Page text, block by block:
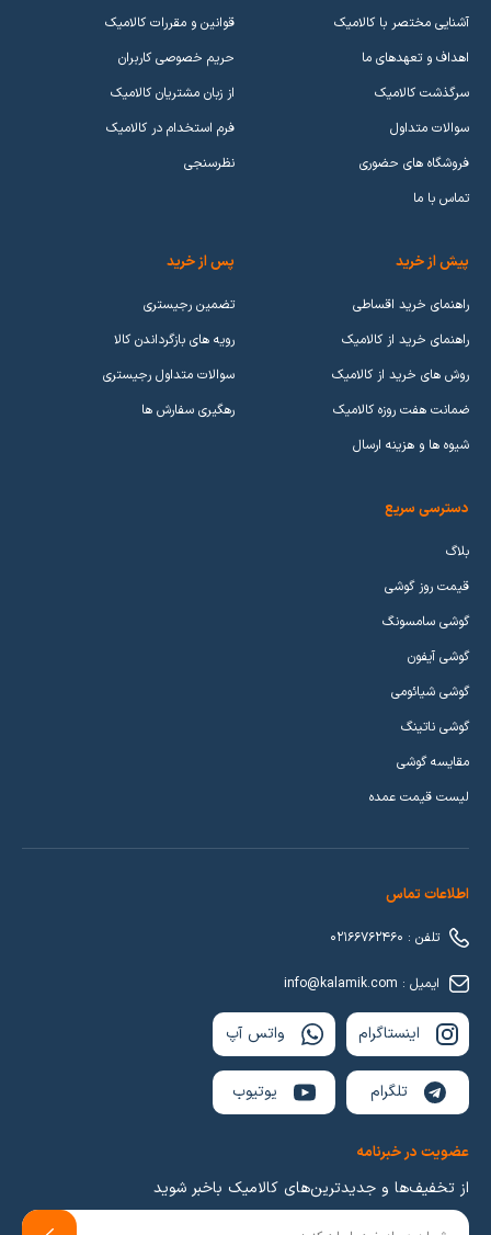
آشنایی مختصر با کالامیک
اهداف و تعهدهای ما
سرگذشت کالامیک
سوالات متداول
فروشگاه های حضوری
تماس با ما
قوانین و مقررات کالامیک
حریم خصوصی کاربران
از زبان مشتریان کالامیک
فرم استخدام در کالامیک
نظرسنجی
پیش از خرید
راهنمای خرید اقساطی
راهنمای خرید از کالامیک
روش های خرید از کالامیک
ضمانت هفت روزه کالامیک
شیوه ها و هزینه ارسال
پس از خرید
تضمین رجیستری
رویه های بازگرداندن کالا
سوالات متداول رجیستری
رهگیری سفارش ها
دسترسی سریع
بلاگ
قیمت روز گوشی
گوشی سامسونگ
گوشی آیفون
گوشی شیائومی
گوشی ناتینگ
مقایسه گوشی
لیست قیمت عمده
اطلاعات تماس
تلفن : 02166762460
ایمیل : info@kalamik.com
اینستاگرام واتس آپ
تلگرام یوتیوب
عضویت در خبرنامه
از تخفیف‌ها و جدیدترین‌های کالامیک باخبر شوید